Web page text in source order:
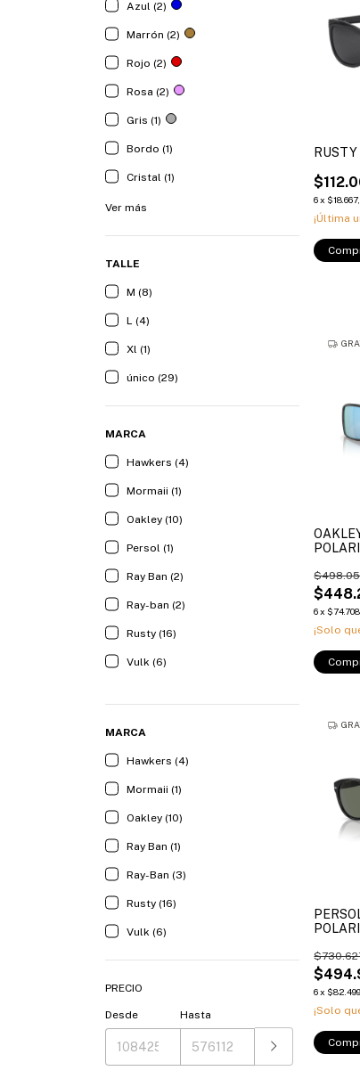
Azul (2)
Marrón (2)
Rojo (2)
Rosa (2)
Gris (1)
Bordo (1)
Cristal (1)
Ver más
TALLE
M (8)
L (4)
Xl (1)
único (29)
MARCA
Hawkers (4)
Mormaii (1)
Oakley (10)
Persol (1)
Ray Ban (2)
Ray-ban (2)
Rusty (16)
Vulk (6)
MARCA
Hawkers (4)
Mormaii (1)
Oakley (10)
Ray Ban (1)
Ray-Ban (3)
Rusty (16)
Vulk (6)
PRECIO
Desde Hasta
6x
¡Última
6x
¡Solo
6x
¡Solo